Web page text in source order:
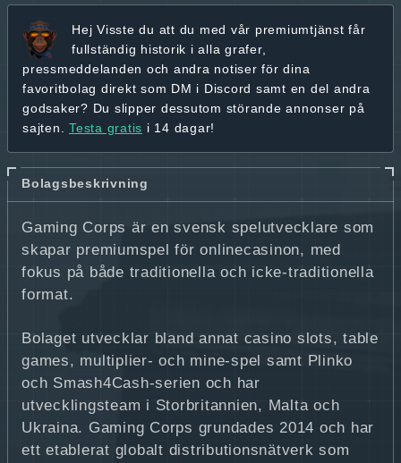
Hej Visste du att du med vår premiumtjänst får
fullständig historik i alla grafer,
pressmeddelanden och andra notiser för dina
favoritbolag direkt som DM i Discord samt en del andra
godsaker? Du slipper dessutom störande annonser på
sajten. Testa gratis i 14 dagar!
Bolagsbeskrivning
Gaming Corps är en svensk spelutvecklare som
skapar premiumspel för onlinecasinon, med
fokus på både traditionella och icke-traditionella
format.
Bolaget utvecklar bland annat casino slots, table
games, multiplier- och mine-spel samt Plinko
och Smash4Cash-serien och har
utvecklingsteam i Storbritannien, Malta och
Ukraina. Gaming Corps grundades 2014 och har
ett etablerat globalt distributionsnätverk som